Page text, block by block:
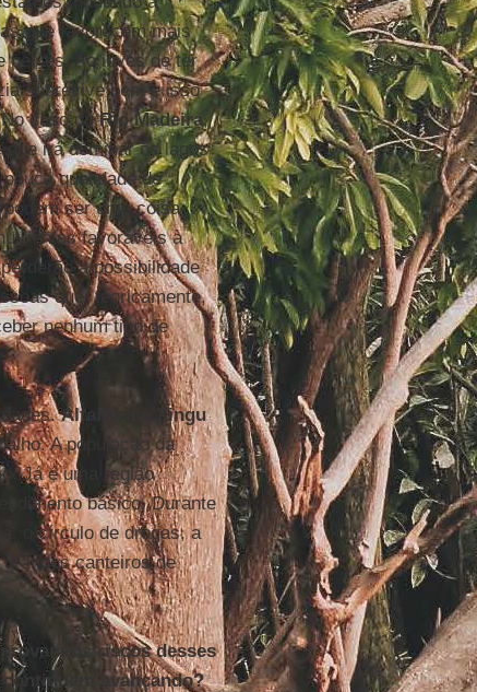
que favorecem mais
peixes. Ao invés de ter
sobrevive bem e isso
caso doRio Madeira,
irá dominar os lagos
qualidade de
ser uma coisa
favoráveis à
a possibilidade
que, teoricamente,
nenhum tipo de
Altamira
Xingu
A população da
Já é uma região
básico. Durante
o círculo de drogas, a
canteiros de
os riscos desses
avançando?